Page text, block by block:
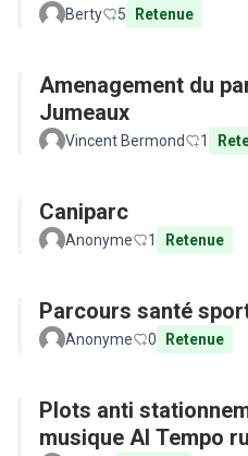
Berty 5 Retenue
Amenagement du
Jumeaux
Vincent Bermond 1
Caniparc
Anonyme 1 Retenue
Parcours santé
Anonyme 0 Retenue
Plots anti
musique Al Tempo